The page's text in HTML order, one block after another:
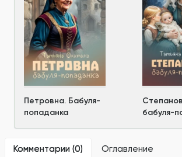
Петровна. Бабуля-
попаданка
бабуля-
Комментарии (0) Оглавление